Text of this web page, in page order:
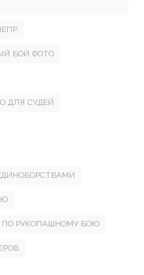
БОЙ ФОТО
ДЛЯ СУДЕЙ
ПО РУКОПАШНОМУ БОЮ